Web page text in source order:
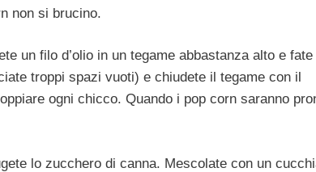
non si brucino.
un filo d’olio in un tegame abbastanza alto e fate
troppi spazi vuoti) e chiudete il tegame con il
ogni chicco. Quando i pop corn saranno
lo zucchero di canna. Mescolate con un